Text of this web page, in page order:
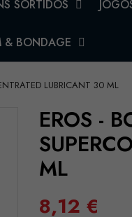
SORTIDOS
& BONDAGE
LUBRICANT 30 ML
EROS -
ML
8,12 €